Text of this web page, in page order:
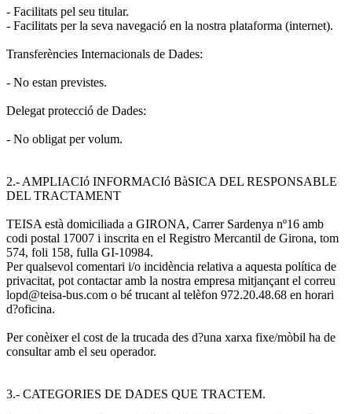
- Facilitats pel seu titular.
- Facilitats per la seva navegació en la nostra plataforma (internet).
Transferències Internacionals de Dades:
- No estan previstes.
Delegat protecció de Dades:
- No obligat per volum.
2.- AMPLIACIó INFORMACIó BàSICA DEL RESPONSABLE
DEL TRACTAMENT
TEISA està domiciliada a GIRONA, Carrer Sardenya nº16 amb
codi postal 17007 i inscrita en el Registro Mercantil de Girona, tom
574, foli 158, fulla GI-10984.
Per qualsevol comentari i/o incidència relativa a aquesta política de
privacitat, pot contactar amb la nostra empresa mitjançant el correu
lopd@teisa-bus.com o bé trucant al telèfon 972.20.48.68 en horari
d?oficina.
Per conèixer el cost de la trucada des d?una xarxa fixe/mòbil ha de
consultar amb el seu operador.
3.- CATEGORIES DE DADES QUE TRACTEM.